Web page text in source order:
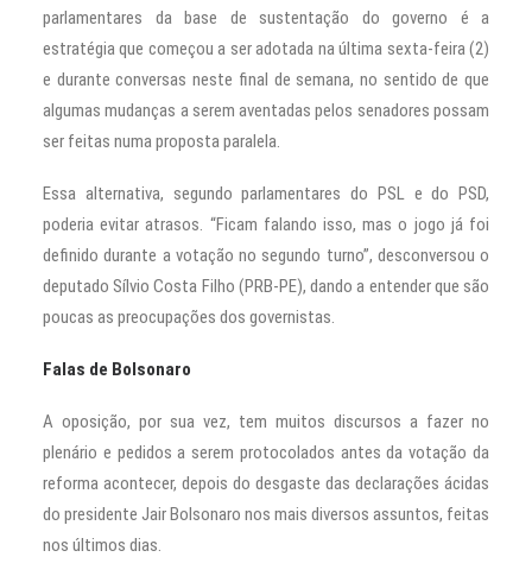
parlamentares da base de sustentação do governo é a
estratégia que começou a ser adotada na última sexta-feira (2)
e durante conversas neste final de semana, no sentido de que
algumas mudanças a serem aventadas pelos senadores possam
ser feitas numa proposta paralela.
Essa alternativa, segundo parlamentares do PSL e do PSD,
poderia evitar atrasos. “Ficam falando isso, mas o jogo já foi
definido durante a votação no segundo turno”, desconversou o
deputado Sílvio Costa Filho (PRB-PE), dando a entender que são
poucas as preocupações dos governistas.
Falas de Bolsonaro
A oposição, por sua vez, tem muitos discursos a fazer no
plenário e pedidos a serem protocolados antes da votação da
reforma acontecer, depois do desgaste das declarações ácidas
do presidente Jair Bolsonaro nos mais diversos assuntos, feitas
nos últimos dias.